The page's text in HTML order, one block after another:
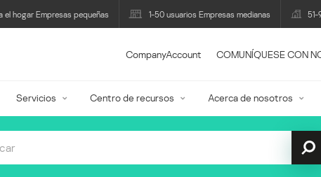
el hogar Empresas pequeñas 1-50 usuarios Empresas medianas
CompanyAccount COMUNÍQUESE CON
Servicios Centro de recursos Acerca de nosotros